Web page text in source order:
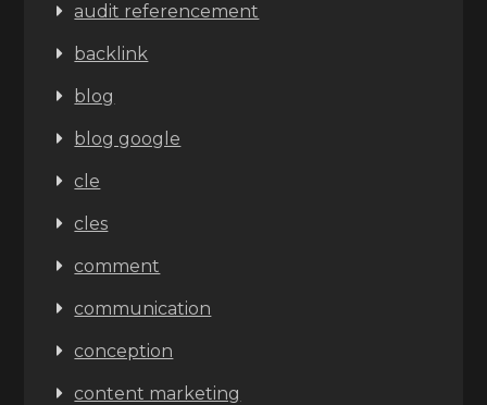
audit referencement
backlink
blog
blog google
cle
cles
comment
communication
conception
content marketing